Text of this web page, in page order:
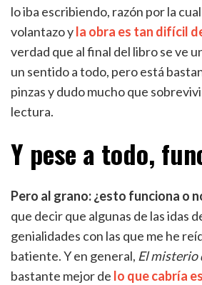
lo iba escribiendo, razón por la
volantazo yla obra es tan difícil
verdad que al final del libro se ve
un sentido a todo, pero está
pinzas y dudo mucho que
lectura.
Y pese a todo,
Pero al grano: ¿esto funciona o
que decir que algunas de las idas
genialidades con las que me he
batiente. Y en general, El misterio
bastante mejor de lo que cabría